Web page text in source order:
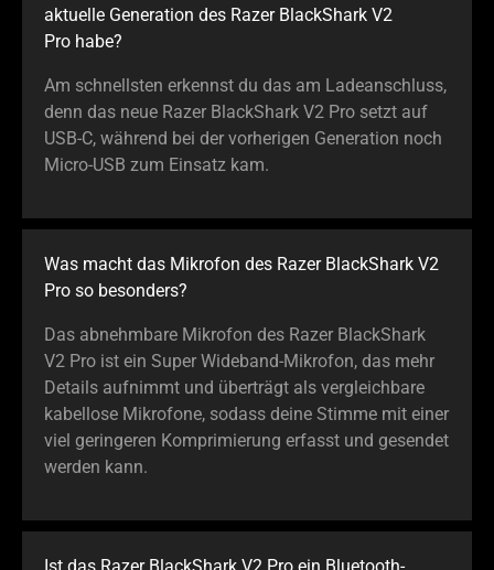
aktuelle Generation des Razer BlackShark V2
Pro habe?
Am schnellsten erkennst du das am Ladeanschluss,
denn das neue Razer BlackShark V2 Pro setzt auf
USB-C, während bei der vorherigen Generation noch
Micro-USB zum Einsatz kam.
Was macht das Mikrofon des Razer BlackShark V2
Pro so besonders?
Das abnehmbare Mikrofon des Razer BlackShark
V2 Pro ist ein Super Wideband-Mikrofon, das mehr
Details aufnimmt und überträgt als vergleichbare
kabellose Mikrofone, sodass deine Stimme mit einer
viel geringeren Komprimierung erfasst und gesendet
werden kann.